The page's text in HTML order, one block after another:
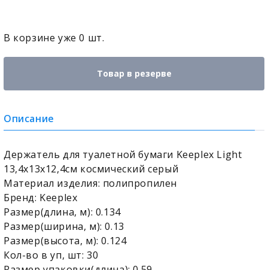
В корзине уже0 шт.
Товар в резерве
Описание
Держатель для туалетной бумаги Keeplex Light
13,4х13х12,4см космический серый
Материал изделия: полипропилен
Бренд: Keeplex
Размер(длина, м): 0.134
Размер(ширина, м): 0.13
Размер(высота, м): 0.124
Кол-во в уп, шт: 30